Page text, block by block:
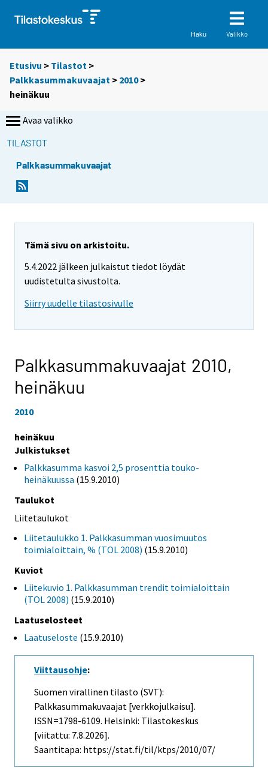
Haku Valikko
Etusivu > Tilastot >
Palkkasummakuvaajat > 2010>
heinäkuu
Avaa valikko
TILASTOT
Palkkasummakuvaajat
Tämä sivu on arkistoitu.
5.4.2022 jälkeen julkaistut tiedot löydät
uudistetulta sivustolta.
Siirry uudelle tilastosivulle
Palkkasummakuvaajat 2010,
heinäkuu
2010
heinäkuu
Julkistukset
Palkkasumma kasvoi 2,5 prosenttia touko-
heinäkuussa (15.9.2010)
Taulukot
Liitetaulukot
Liitetaulukko 1. Palkkasumman vuosimuutos
toimialoittain, % (TOL 2008) (15.9.2010)
Kuviot
Liitekuvio 1. Palkkasumman trendit toimialoittain
(TOL 2008) (15.9.2010)
Laatuselosteet
Laatuseloste (15.9.2010)
Viittausohje:
Suomen virallinen tilasto (SVT):
Palkkasummakuvaajat [verkkojulkaisu].
ISSN=1798-6109. Helsinki: Tilastokeskus
[viitattu: 7.8.2026].
Saantitapa: https://stat.fi/til/ktps/2010/07/